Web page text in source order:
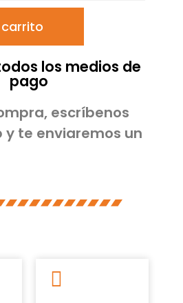
los medios de
pago
escríbenos
te enviaremos un